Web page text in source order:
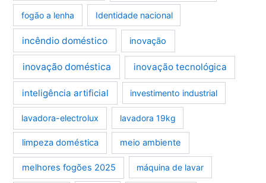
fogão a lenha Identidade nacional
incêndio doméstico inovação
inovação doméstica inovação tecnológica
inteligência artificial investimento industrial
lavadora-electrolux lavadora 19kg
limpeza doméstica meio ambiente
melhores fogões 2025 máquina de lavar